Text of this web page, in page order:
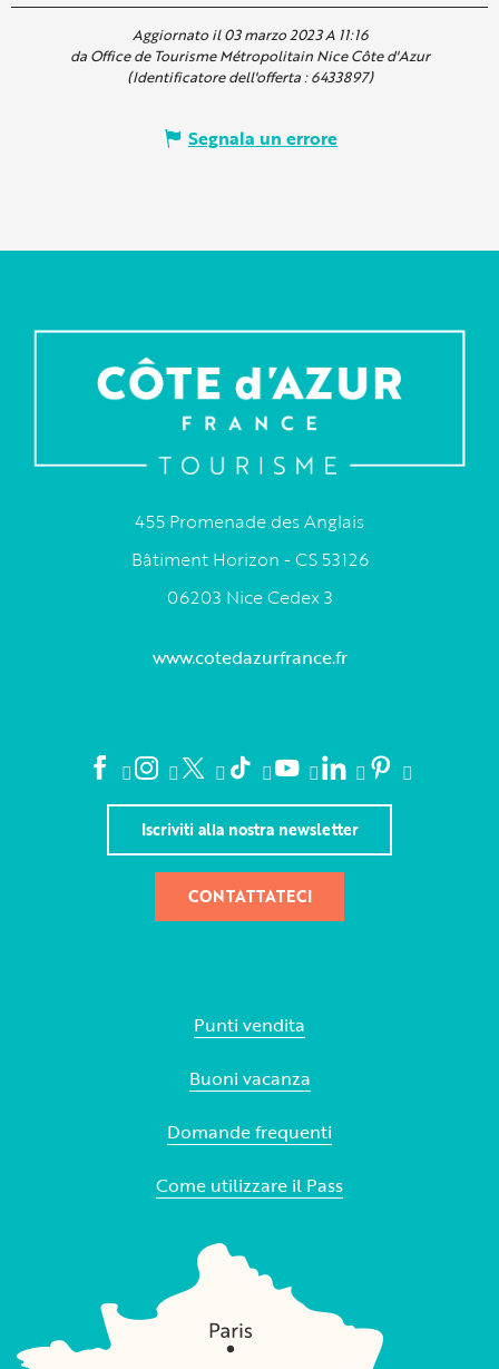
Aggiornato il 03 marzo 2023 A 11:16
da Office de Tourisme Métropolitain Nice Côte d'Azur
(Identificatore dell'offerta :6433897)
Segnala un errore
455 Promenade des Anglais
Bâtiment Horizon - CS 53126
06203 Nice Cedex 3
www.cotedazurfrance.fr
Iscriviti alla nostra newsletter
CONTATTATECI
Punti vendita
Buoni vacanza
Domande frequenti
Come utilizzare il Pass